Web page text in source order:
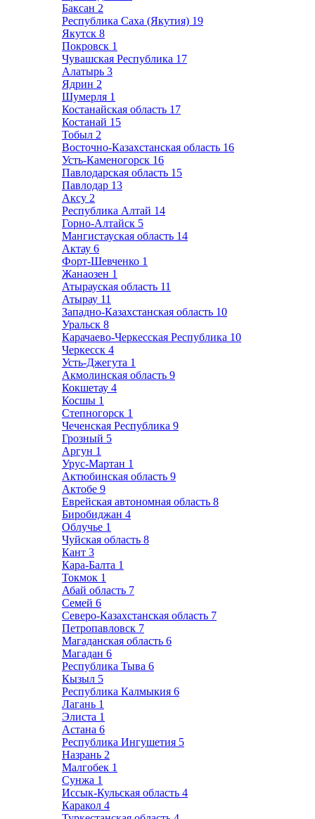
Баксан 2
Республика Саха (Якутия) 19
Якутск 8
Покровск 1
Чувашская Республика 17
Алатырь 3
Ядрин 2
Шумерля 1
Костанайская область 17
Костанай 15
Тобыл 2
Восточно-Казахстанская область 16
Усть-Каменогорск 16
Павлодарская область 15
Павлодар 13
Аксу 2
Республика Алтай 14
Горно-Алтайск 5
Мангистауская область 14
Актау 6
Форт-Шевченко 1
Жанаозен 1
Атырауская область 11
Атырау 11
Западно-Казахстанская область 10
Уральск 8
Карачаево-Черкесская Республика 10
Черкесск 4
Усть-Джегута 1
Акмолинская область 9
Кокшетау 4
Косшы 1
Степногорск 1
Чеченская Республика 9
Грозный 5
Аргун 1
Урус-Мартан 1
Актюбинская область 9
Актобе 9
Еврейская автономная область 8
Биробиджан 4
Облучье 1
Чуйская область 8
Кант 3
Кара-Балта 1
Токмок 1
Абай область 7
Семей 6
Северо-Казахстанская область 7
Петропавловск 7
Магаданская область 6
Магадан 6
Республика Тыва 6
Кызыл 5
Республика Калмыкия 6
Лагань 1
Элиста 1
Астана 6
Республика Ингушетия 5
Назрань 2
Малгобек 1
Сунжа 1
Иссык-Кульская область 4
Каракол 4